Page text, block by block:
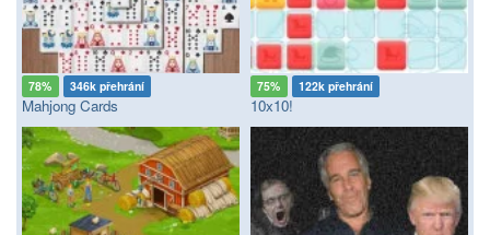
78% 346k přehrání
Mahjong Cards
75% 122k přehrání
10x10!